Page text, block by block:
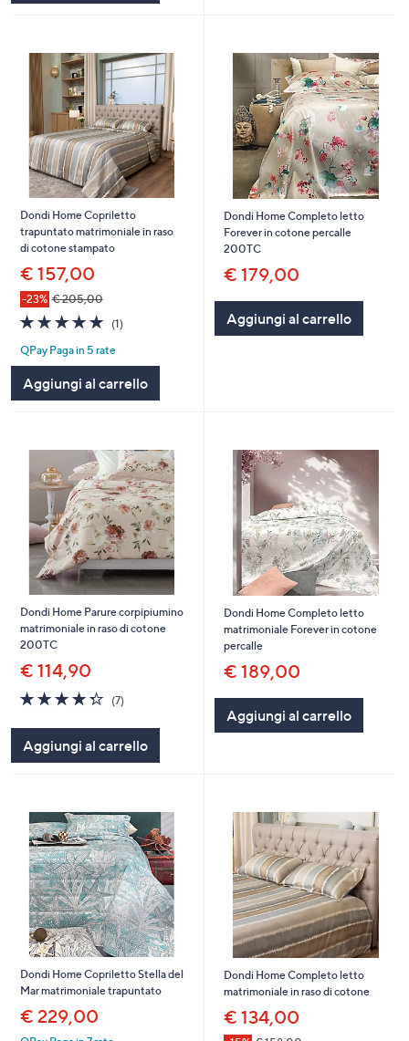
Dondi Home Copriletto
trapuntato matrimoniale in raso
di cotone stampato
€ 157,00
-23% € 205,00
5.0
of
5
Stars
(1)1
QPay Paga in 5 rate
Aggiungi al carrello
Dondi Home Completo letto
Forever in cotone percalle
200TC
€ 179,00
Aggiungi al carrello
Dondi Home Parure corpipiumino
matrimoniale in raso di cotone
200TC
€ 114,90
4.3
of
5
Stars
(7)7
Aggiungi al carrello
Dondi Home Completo letto
matrimoniale Forever in cotone
percalle
€ 189,00
Aggiungi al carrello
Dondi Home Copriletto Stella del
Mar matrimoniale trapuntato
€ 229,00
Dondi Home Completo letto
matrimoniale in raso di cotone
€ 134,00